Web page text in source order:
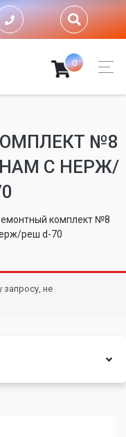
0
№8
С НЕРЖ/
комплект №8
реш d-70
не